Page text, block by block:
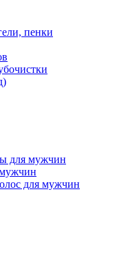
пенки
для мужчин
для мужчин